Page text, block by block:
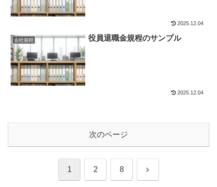
2025.12.04
会社規程 役員退職金規程のサンプル
2025.12.04
次のページ
1 2 8 次